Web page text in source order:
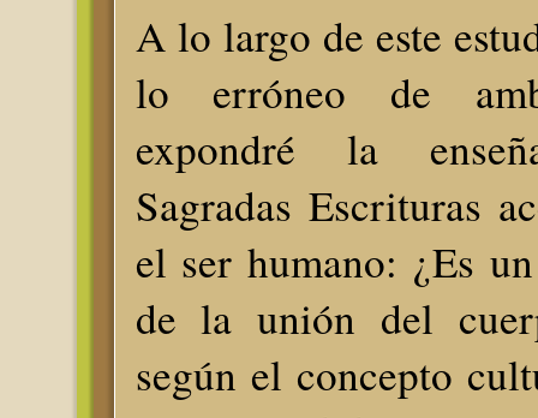
A lo largo de este
lo erróneo de
expondré la
Sagradas Escrituras
el ser humano: ¿Es
de la unión del
según el concepto